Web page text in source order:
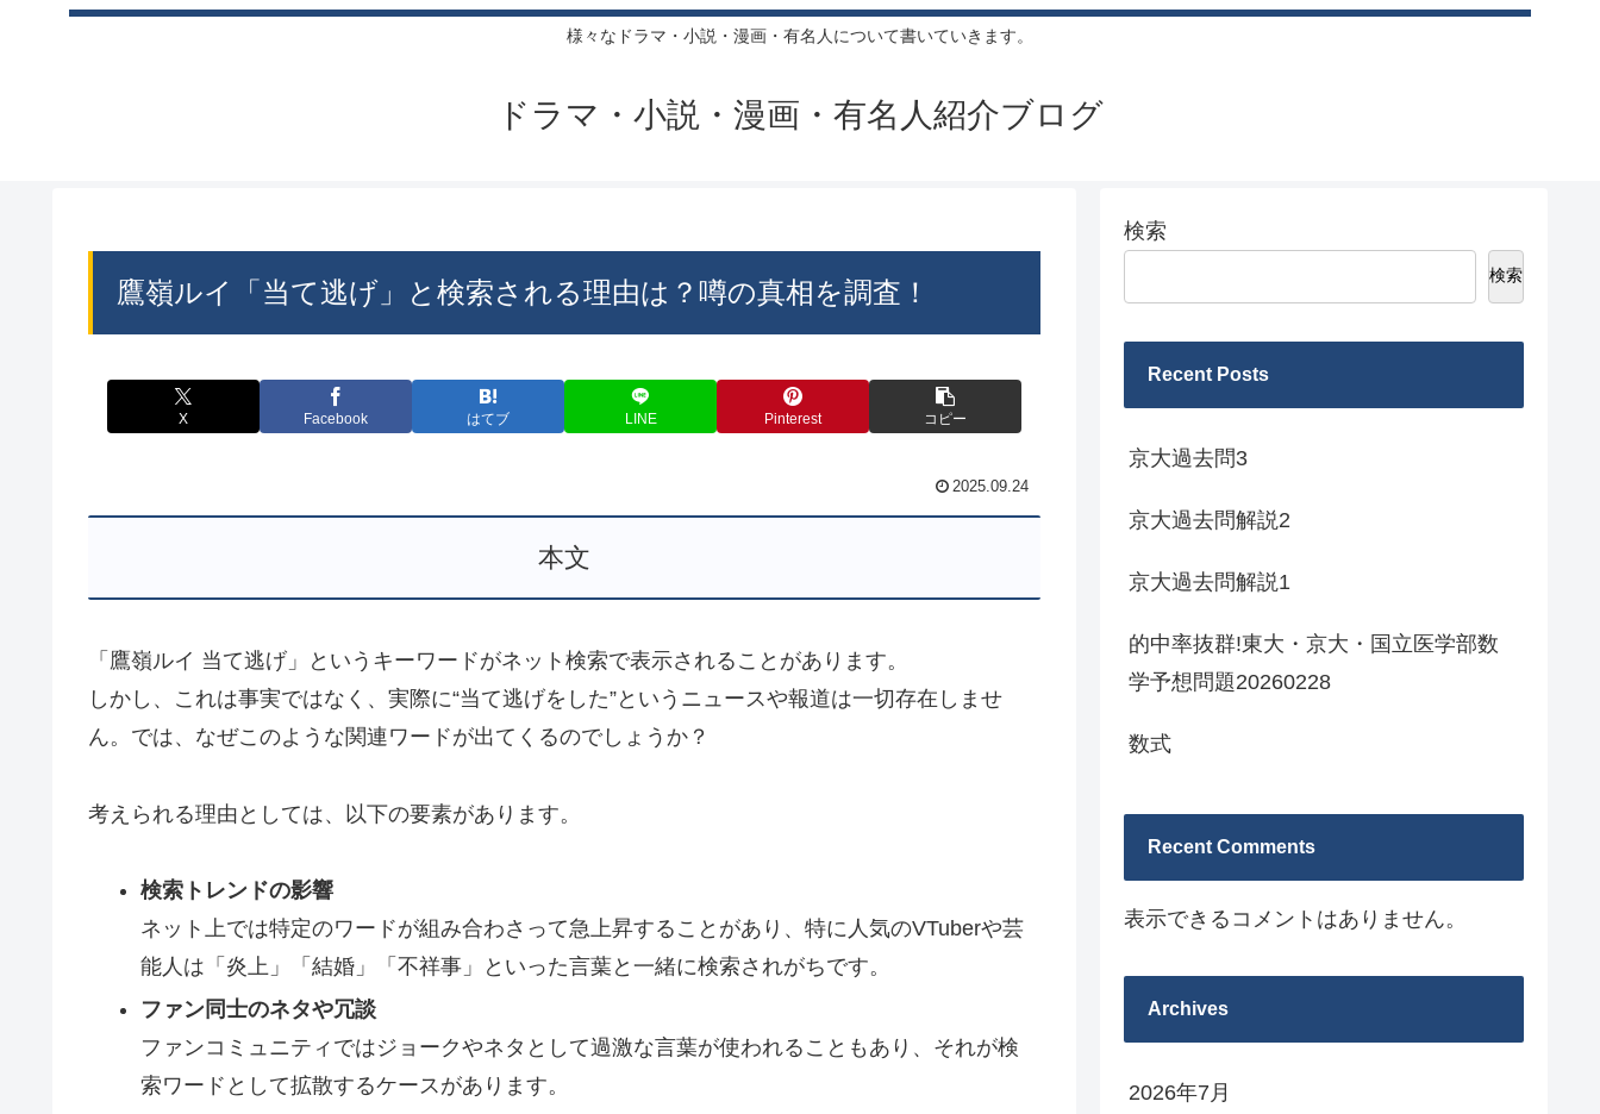
様々なドラマ・小説・漫画・有名人について書いていきます。
ドラマ・小説・漫画・有名人紹介ブログ
鷹嶺ルイ「当て逃げ」と検索される理由は？噂の真相を調査！
X Facebook はてブ LINE Pinterest コピー
2025.09.24
本文
「鷹嶺ルイ 当て逃げ」というキーワードがネット検索で表示されることがあります。
しかし、これは事実ではなく、実際に“当て逃げをした”というニュースや報道は一切存在しませ
ん。では、なぜこのような関連ワードが出てくるのでしょうか？
考えられる理由としては、以下の要素があります。
検索トレンドの影響
ネット上では特定のワードが組み合わさって急上昇することがあり、特に人気のVTuberや芸
能人は「炎上」「結婚」「不祥事」といった言葉と一緒に検索されがちです。
ファン同士のネタや冗談
ファンコミュニティではジョークやネタとして過激な言葉が使われることもあり、それが検
索ワードとして拡散するケースがあります。
検索
検索
Recent Posts
京大過去問3
京大過去問解説2
京大過去問解説1
的中率抜群!東大・京大・国立医学部数
学予想問題20260228
数式
Recent Comments
表示できるコメントはありません。
Archives
2026年7月